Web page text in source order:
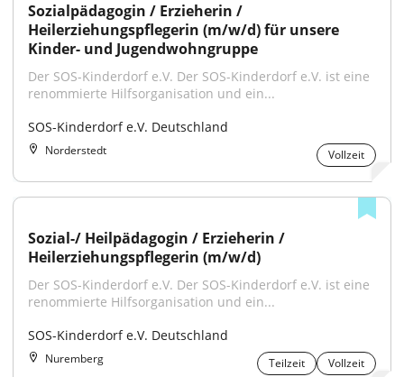
Sozialpädagogin / Erzieherin /
Heilerziehungspflegerin (m/w/d) für unsere
Kinder- und Jugendwohngruppe
Der SOS-Kinderdorf e.V. Der SOS-Kinderdorf e.V. ist eine
renommierte Hilfsorganisation und ein...
SOS-Kinderdorf e.V. Deutschland
Norderstedt Vollzeit
Sozial-/ Heilpädagogin / Erzieherin /
Heilerziehungspflegerin (m/w/d)
Der SOS-Kinderdorf e.V. Der SOS-Kinderdorf e.V. ist eine
renommierte Hilfsorganisation und ein...
SOS-Kinderdorf e.V. Deutschland
Nuremberg Teilzeit Vollzeit